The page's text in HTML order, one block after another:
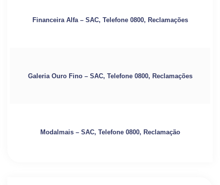
Financeira Alfa – SAC, Telefone 0800, Reclamações
Galeria Ouro Fino – SAC, Telefone 0800, Reclamações
Modalmais – SAC, Telefone 0800, Reclamação